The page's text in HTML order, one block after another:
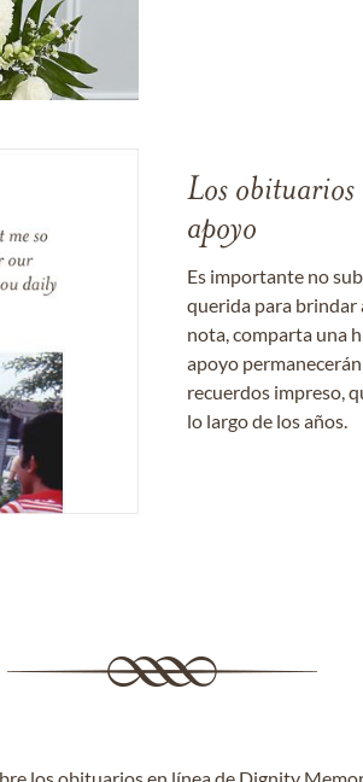
Los obituarios
apoyo
Es importante no
querida para brindar
nota, comparta una
apoyo
recuerdos impreso,
lo largo de los años.